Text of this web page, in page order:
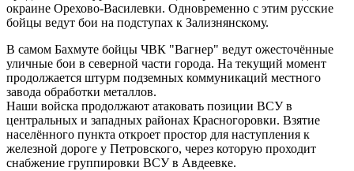
окраине Орехово-Василевки. Одновременно с этим русские
бойцы ведут бои на подступах к Зализнянскому.
В самом Бахмуте бойцы ЧВК "Вагнер" ведут ожесточённые
уличные бои в северной части города. На текущий момент
продолжается штурм подземных коммуникаций местного
завода обработки металлов.
Наши войска продолжают атаковать позиции ВСУ в
центральных и западных районах Красногоровки. Взятие
населённого пункта откроет простор для наступления к
железной дороге у Петровского, через которую проходит
снабжение группировки ВСУ в Авдеевке.